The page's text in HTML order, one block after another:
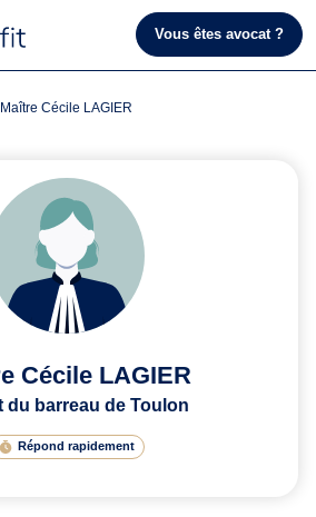
Vous êtes avocat ?
Maître Cécile LAGIER
Cécile LAGIER
du barreau de Toulon
Répond rapidement